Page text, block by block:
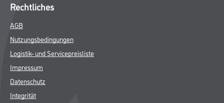
Rechtliches
AGB
Nutzungsbedingungen
Logistik- und Servicepreisliste
Impressum
Datenschutz
Integrität